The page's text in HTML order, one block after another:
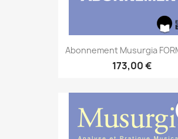
Abonnement Musurgia
173,00 €